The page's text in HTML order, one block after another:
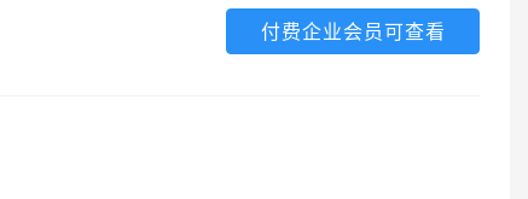
付费企业会员可查看